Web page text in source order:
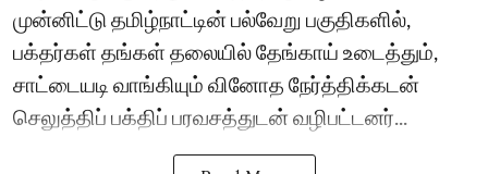
முன்னிட்டு தமிழ்நாட்டின் பல்வேறு பகுதிகளில்,
பக்தர்கள் தங்கள் தலையில் தேங்காய் உடைத்தும்,
சாட்டையடி வாங்கியும் வினோத நேர்த்திக்கடன்
செலுத்திப் பக்திப் பரவசத்துடன் வழிபட்டனர்...